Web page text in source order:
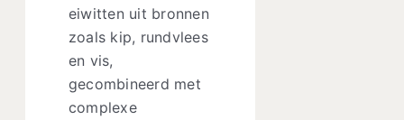
eiwitten uit bronnen
zoals kip, rundvlees
en vis,
gecombineerd met
complexe